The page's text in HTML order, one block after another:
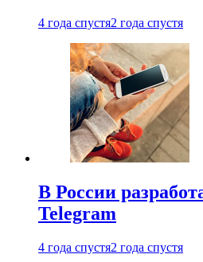
4 года спустя2 года спустя
В России
Telegram
4 года спустя2 года спустя